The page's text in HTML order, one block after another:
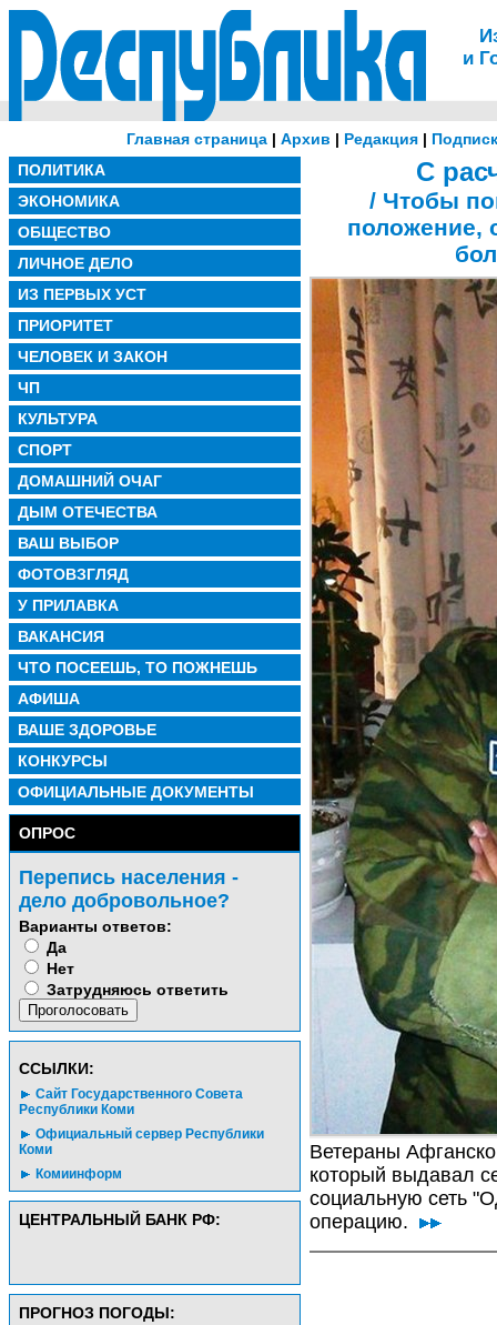
и
Главная страница| Архив | Редакция|
ПОЛИТИКА
ЭКОНОМИКА
ОБЩЕСТВО
ЛИЧНОЕ ДЕЛО
ИЗ ПЕРВЫХ УСТ
ПРИОРИТЕТ
ЧЕЛОВЕК И ЗАКОН
ЧП
КУЛЬТУРА
СПОРТ
ДОМАШНИЙ ОЧАГ
ДЫМ ОТЕЧЕСТВА
ВАШ ВЫБОР
ФОТОВЗГЛЯД
У ПРИЛАВКА
ВАКАНСИЯ
ЧТО ПОСЕЕШЬ, ТО ПОЖНЕШЬ
АФИША
ВАШЕ ЗДОРОВЬЕ
КОНКУРСЫ
ОФИЦИАЛЬНЫЕ ДОКУМЕНТЫ
ОПРОС
Перепись населения -
дело добровольное?
Варианты ответов:
Да
Нет
Затрудняюсь ответить
CСЫЛКИ:
Сайт Государственного Совета
Республики Коми
Официальный сервер Республики
Коми
Комиинформ
ЦЕНТРАЛЬНЫЙ БАНК РФ:
ПРОГНОЗ ПОГОДЫ:
С
/ Чтобы
положение,
Ветераны
который выдавал
социальную сеть
операцию.